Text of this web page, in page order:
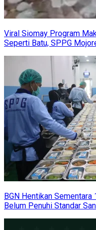
Viral Siomay Program
Seperti Batu, SPPG
BGN Hentikan
Belum Penuhi Standar